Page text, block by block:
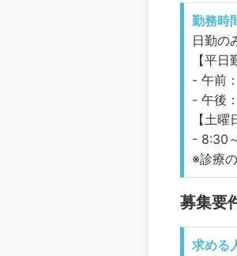
勤務時
日勤の
【平日
- 午前
- 午後
【土曜
- 8:30
※診療
募集要
求める